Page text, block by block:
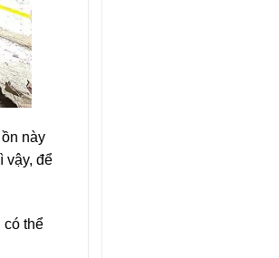
này
vậy, để
có thể